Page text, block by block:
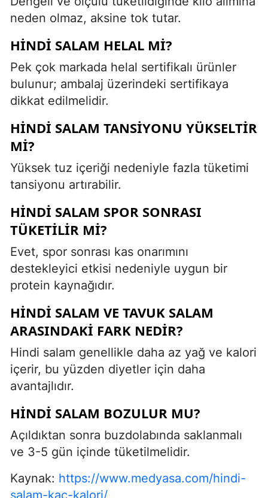
neden olmaz, aksine tok tutar.
HINDI SALAM HELAL MI?
Pek çok markada helal sertifikalı ürünler
bulunur; ambalaj üzerindeki sertifikaya
dikkat edilmelidir.
HINDI SALAM TANSIYONU YÜKSELTIR
MI?
Yüksek tuz içeriği nedeniyle fazla tüketimi
tansiyonu artırabilir.
HINDI SALAM SPOR SONRASI
TÜKETILIR MI?
Evet, spor sonrası kas onarımını
destekleyici etkisi nedeniyle uygun bir
protein kaynağıdır.
HINDI SALAM VE TAVUK SALAM
ARASINDAKI FARK NEDIR?
Hindi salam genellikle daha az yağ ve kalori
içerir, bu yüzden diyetler için daha
avantajlıdır.
HINDI SALAM BOZULUR MU?
Açıldıktan sonra buzdolabında saklanmalı
ve 3-5 gün içinde tüketilmelidir.
Kaynak: https://www.medyasa.com/hindi-
salam-kac-kalori/